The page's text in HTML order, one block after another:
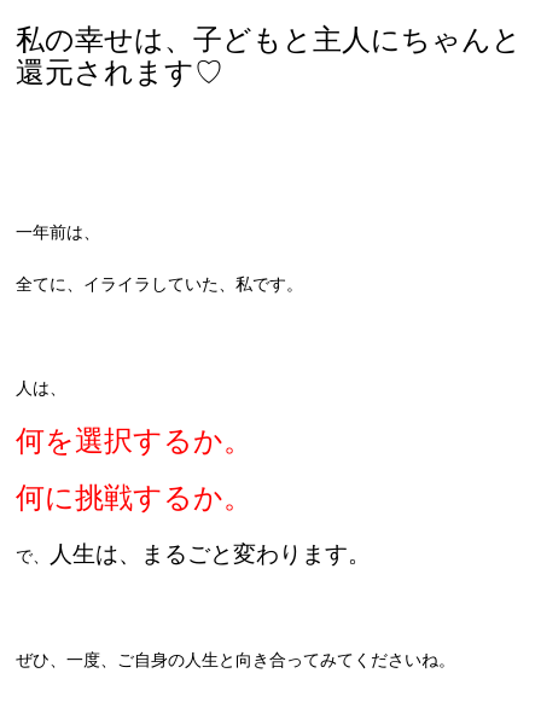
私の幸せは、子どもと主人にちゃんと
還元されます♡
一年前は、
全てに、イライラしていた、私です。
人は、
何を選択するか。
何に挑戦するか。
で、 人生は、まるごと変わります。
ぜひ、一度、ご自身の人生と向き合ってみてくださいね。